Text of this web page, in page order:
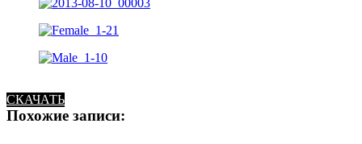
СКАЧАТЬ
Похожие записи: